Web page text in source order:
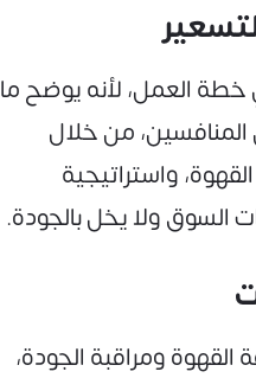
العمل، لأنه يوضح ما
من خلال
واستراتيجية
السوق ولا يخل بالجودة.
ومراقبة الجودة،